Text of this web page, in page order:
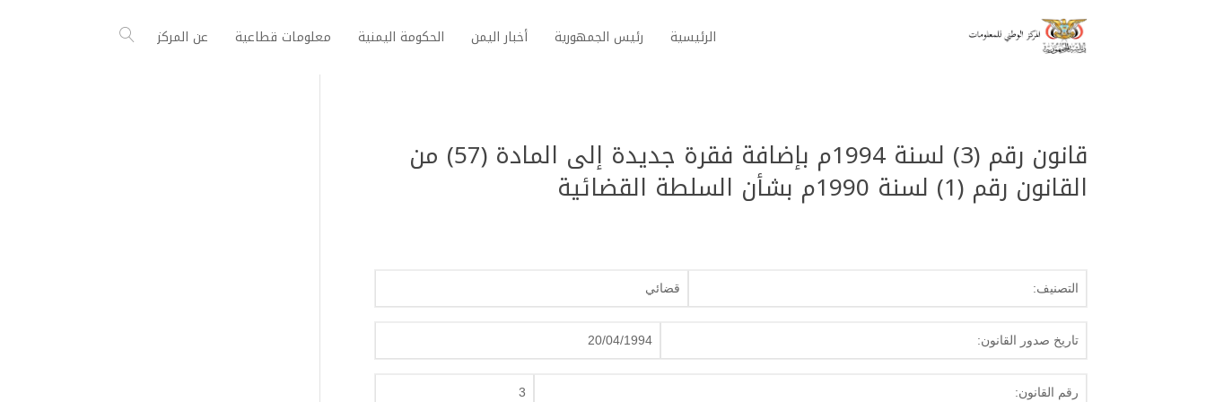
الرئيسية رئيس الجمهورية أخبار اليمن الحكومة اليمنية معلومات قطاعية عن المركز
قانون رقم (3) لسنة 1994م بإضافة فقرة جديدة إلى المادة (57) من
القانون رقم (1) لسنة 1990م بشأن السلطة القضائية
التصنيف: قضائي
تاريخ صدور القانون: 20/04/1994
رقم القانون: 3